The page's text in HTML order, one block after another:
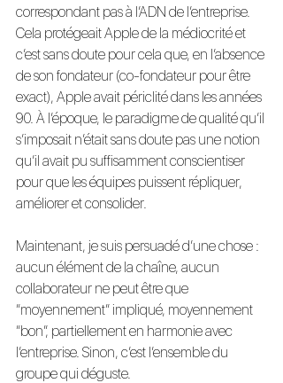
correspondant pas à l’ADN de l’entreprise.
Cela protégeait Apple de la médiocrité et
c’est sans doute pour cela que, en l’absence
de son fondateur (co-fondateur pour être
exact), Apple avait périclité dans les années
90. À l’époque, le paradigme de qualité qu’il
s’imposait n’était sans doute pas une notion
qu’il avait pu suffisamment conscientiser
pour que les équipes puissent répliquer,
améliorer et consolider.
Maintenant, je suis persuadé d’une chose :
aucun élément de la chaîne, aucun
collaborateur ne peut être que
“moyennement” impliqué, moyennement
“bon”, partiellement en harmonie avec
l’entreprise. Sinon, c’est l’ensemble du
groupe qui déguste.